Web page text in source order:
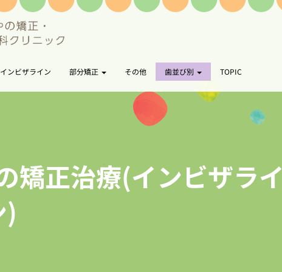
インビザライン 部分矯正 その他 歯並び別 TOPIC
矯正治療(インビザライ
)